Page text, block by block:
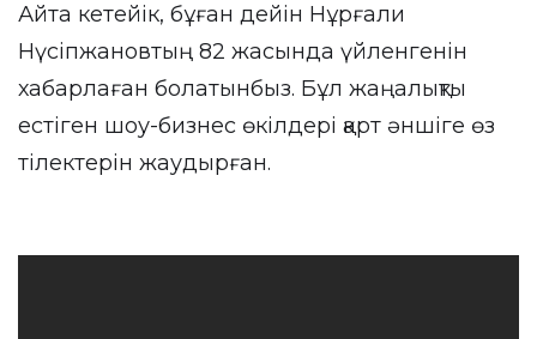
Айта кетейік, бұған дейін Нұрғали
Нүсіпжановтың 82 жасында үйленгенін
хабарлаған болатынбыз. Бұл жаңалықты
естіген шоу-бизнес өкілдері қарт әншіге өз
тілектерін жаудырған.